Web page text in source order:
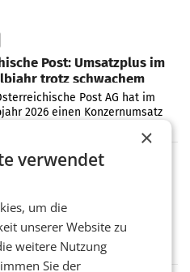
Post: Umsatzplus im
trotz schwachem
Post AG hat im
2026 einen Konzernumsatz
von 3,8 Prozent gegenüber dem
MEDIA
spart und macht
viel Gewinn
MAILAND/AMSTERDAM. Der
ProSiebenSat.1 hat im
Kostensenkungen operativ
gemacht und die
×
verwendet
um die
unserer Website zu
weitere Nutzung
Sie der